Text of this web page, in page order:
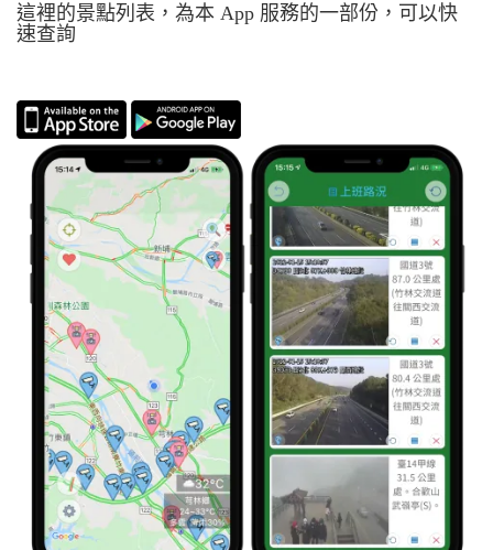
這裡的景點列表，為本 App 服務的一部份，可以快
速查詢